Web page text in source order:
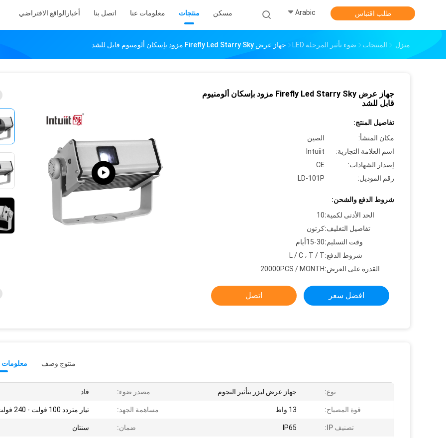
مسكن منتجات معلومات عنا اتصل بنا أخبار الواقع الافتراضي Arabic طلب اقتباس
منزل المنتجات ضوء تأثير المرحلة LED جهاز عرض Firefly Led Starry Sky مزود بإسكان ألومنيوم قابل للشد
جهاز عرض Firefly Led Starry Sky مزود بإسكان ألومنيوم
قابل للشد
تفاصيل المنتج:
مكان المنشأ:
الصين
اسم العلامة التجارية:
Intuiit
إصدار الشهادات:
CE
رقم الموديل:
LD-101P
شروط الدفع والشحن:
الحد الأدنى لكمية:10
تفاصيل التغليف:كرتون
وقت التسليم:15-30أيام
شروط الدفع:L / C ، T / T
القدرة على العرض:20000PCS / MONTH
افضل سعر اتصل
معلومات منتوج وصف
نوع: جهاز عرض ليزر بتأثير النجوم مصدر ضوء: قاد
قوة المصباح: 13 واط مساهمة الجهد: تيار متردد 100 فولت - 240 فولت
تصنيف IP: IP65 ضمان: سنتان